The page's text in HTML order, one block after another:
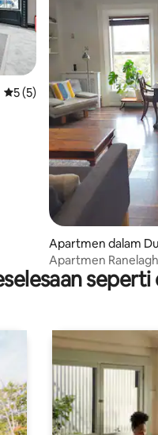
Penarafan purata 5
5 (5)
Apartmen dalam
Apartmen